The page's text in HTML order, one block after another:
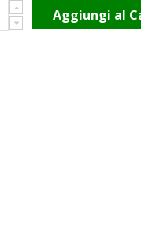
Aggiungi al